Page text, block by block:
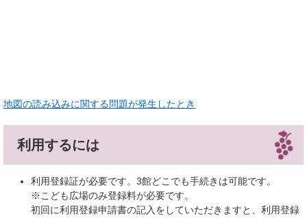
地図の読み込みに関する問題が発生したとき
利用するには
利用登録証が必要です。3館どこでも手続きは可能です。
※こども広場のみ登録料が必要です。
初回に利用登録申請書の記入をしていただきますと、利用登録